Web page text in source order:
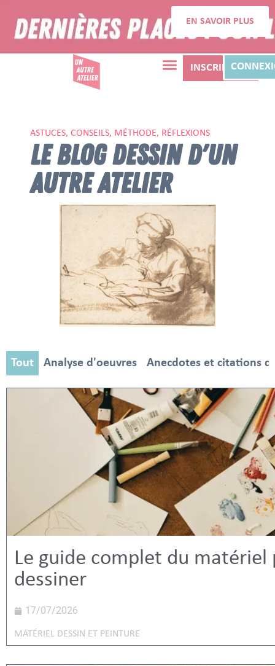
EN SAVOIR PLUS
INSCRIPTION
ASTUCES, CONSEILS, MÉTHODE, RÉFLEXIONS
LE BLOG DESSIN D'UN
AUTRE ATELIER
Analyse d'oeuvres Anecdotes et citations
Tout
Le guide complet du matériel
dessiner
17/07/2026
MATÉRIEL DESSIN ET PEINTURE